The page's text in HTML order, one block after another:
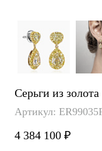
Серьги из
Артикул:
4 384 100 ₽